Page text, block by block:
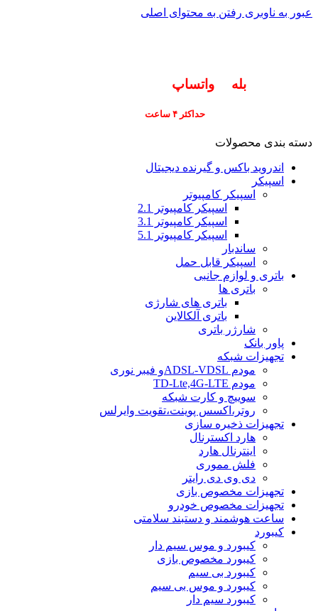
عبور به ناوبری رفتن به محتوای اصلی
بله واتساپ
حداکثر ۴ ساعت
دسته بندی محصولات
اندروید باکس و گیرنده دیجیتال
اسپیکر
اسپیکر کامپیوتر
اسپیکر کامپیوتر 2.1
اسپیکر کامپیوتر 3.1
اسپیکر کامپیوتر 5.1
ساندبار
اسپیکر قابل حمل
باتری و لوازم جانبی
باتری ها
باتری های شارژی
باتری آلکالاین
شارژر باتری
پاور بانک
تجهیزات شبکه
مودم ADSL-VDSLو فیبر نوری
مودم TD-Lte,4G-LTE
سوییچ و کارت شبکه
روتر،اکسس پوینت،تقویت وایرلس
تجهیزات ذخیره سازی
هارد اکسترنال
اینترنال هارد
فلش مموری
دی وی دی رایتر
تجهیزات مخصوص بازی
تجهیزات مخصوص خودرو
ساعت هوشمند و دستبند سلامتی
کیبورد
کیبورد و موس سیم دار
کیبورد مخصوص بازی
کیبورد بی سیم
کیبورد و موس بی سیم
کیبورد سیم دار